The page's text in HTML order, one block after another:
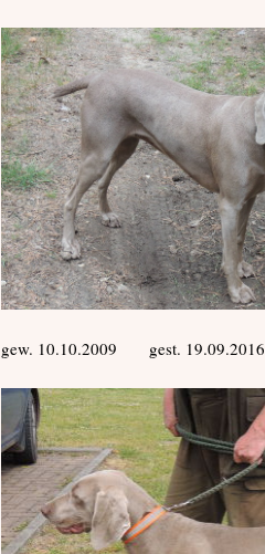
gew. 10.10.2009 gest. 19.09.2016